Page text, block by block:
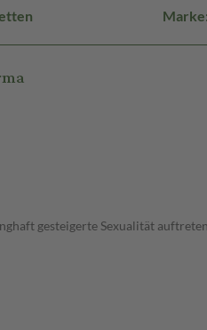
gesteigerte Sexualität